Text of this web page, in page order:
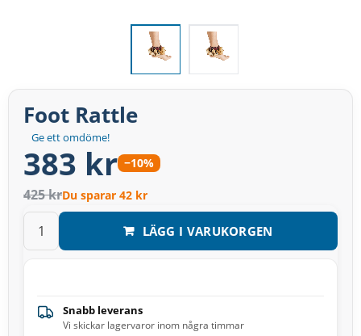
Ge ett omdöme!
Foot Rattle
383 kr −10%
425 krDu sparar 42 kr
LÄGG I VARUKORGEN
Snabb leverans
Vi skickar lagervaror inom några timmar